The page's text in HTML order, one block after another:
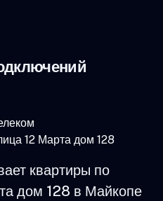
12 Марта дом 128
квартиры по
дом 128 в Майкопе